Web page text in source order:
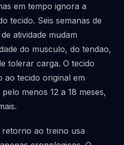
em tempo ignora a
tecido. Seis semanas de
atividade mudam
do musculo, do tendao,
tolerar carga. O tecido
ao tecido original em
menos 12 a 18 meses,
ao treino usa